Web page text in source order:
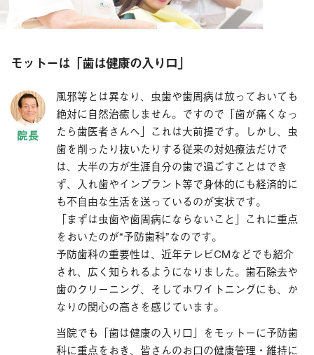
モットーは「歯は健康の入り口」
風邪等とは異なり、虫歯や歯周病は放っておいても
絶対に自然治癒しません。ですので「歯が痛くなっ
たら歯医者さんへ」これは大前提です。しかし、虫
歯を削ったり抜いたりする従来の対処療法だけで
は、大半の方が生涯自分の歯で過ごすことはでき
ず、入れ歯やインプラント等で身体的にも経済的に
も不自由な生活を送っているのが実状です。
「まずは虫歯や歯周病にならないこと」これに重点
をおいたのが“予防歯科”なのです。
予防歯科の重要性は、近年テレビCMなどでも紹介
され、広く知られるようになりました。歯石除去や
歯のクリーニング、そしてホワイトニングにも、か
なりの関心の高さを感じています。
当院でも「歯は健康の入り口」をモットーに予防歯
科に重点をおき、皆さんのお口の健康管理・維持に